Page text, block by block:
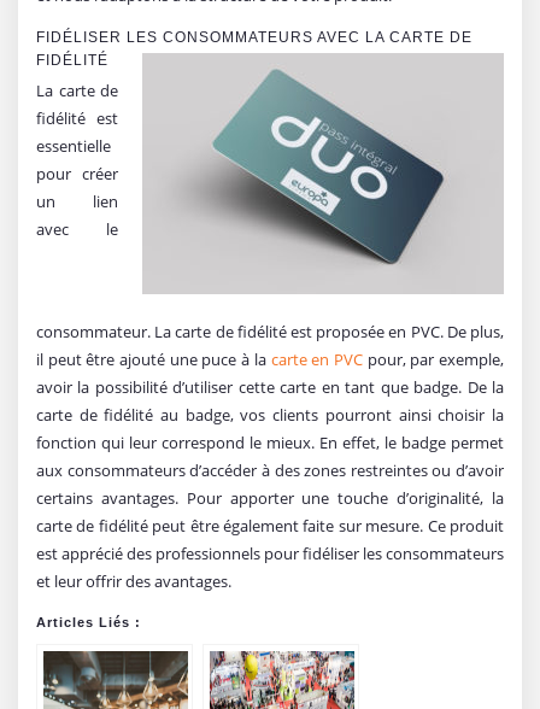
FIDÉLISER LES CONSOMMATEURS AVEC LA CARTE DE
FIDÉLITÉ
La carte de
fidélité est
essentielle
pour créer
un lien
avec le
consommateur. La carte de fidélité est proposée en PVC. De plus,
il peut être ajouté une puce à la carte en PVCpour, par exemple,
avoir la possibilité d’utiliser cette carte en tant que badge. De la
carte de fidélité au badge, vos clients pourront ainsi choisir la
fonction qui leur correspond le mieux. En effet, le badge permet
aux consommateurs d’accéder à des zones restreintes ou d’avoir
certains avantages. Pour apporter une touche d’originalité, la
carte de fidélité peut être également faite sur mesure. Ce produit
est apprécié des professionnels pour fidéliser les consommateurs
et leur offrir des avantages.
Articles Liés :